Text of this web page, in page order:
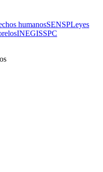
humanosSENSPLeyes
INEGISSPC